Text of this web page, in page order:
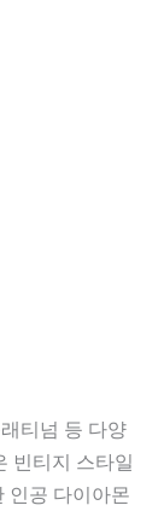
티넘 등 다양
빈티지 스타일
인공 다이아몬